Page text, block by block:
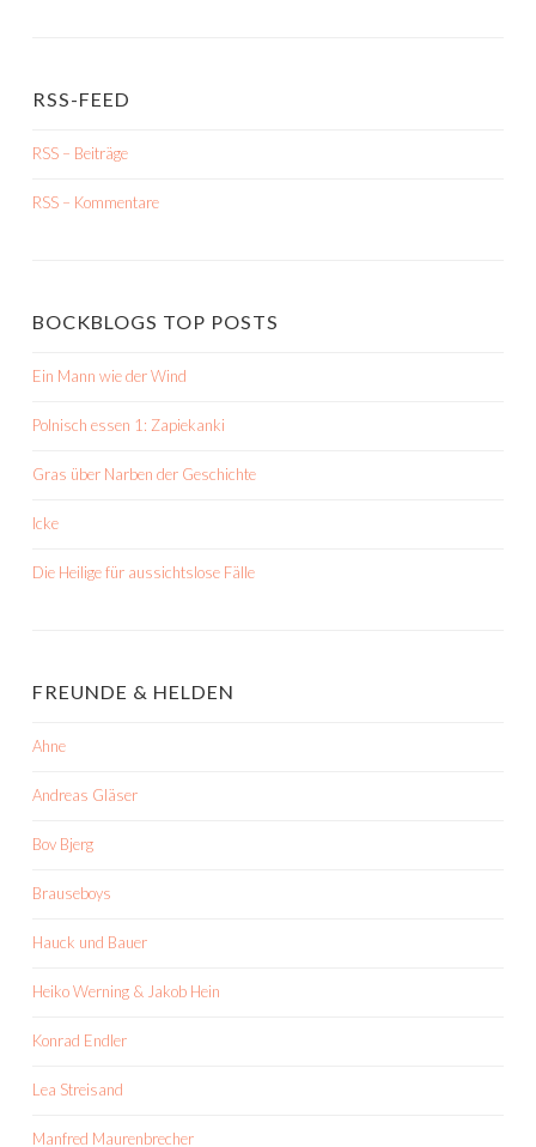
RSS-FEED
RSS – Beiträge
RSS – Kommentare
BOCKBLOGS TOP POSTS
Ein Mann wie der Wind
Polnisch essen 1: Zapiekanki
Gras über Narben der Geschichte
Icke
Die Heilige für aussichtslose Fälle
FREUNDE & HELDEN
Ahne
Andreas Gläser
Bov Bjerg
Brauseboys
Hauck und Bauer
Heiko Werning & Jakob Hein
Konrad Endler
Lea Streisand
Manfred Maurenbrecher